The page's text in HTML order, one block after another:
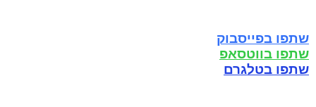
שתפו בפייסבוק
שתפו בווטסאפ
שתפו בטלגרם